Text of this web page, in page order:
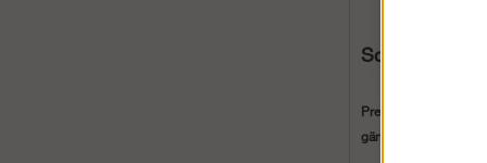
Schake stämp
Pregalvaniserat
gänga för höjder